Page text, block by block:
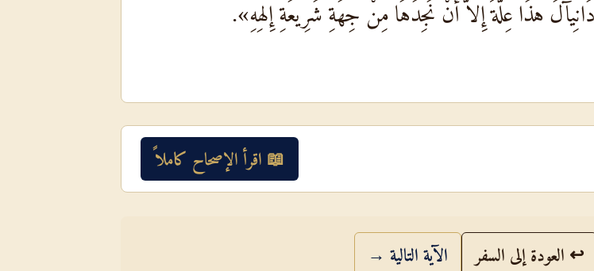
هذَا عِلَّةً إِلاَّ أَنْ نَجِدَهَا مِنْ جِهَةِ شَرِيعَةِ إِلهِهِ».
📖 اقرأ الإصحاح كاملاً
↩ العودة إلى السفر الآية التالية →